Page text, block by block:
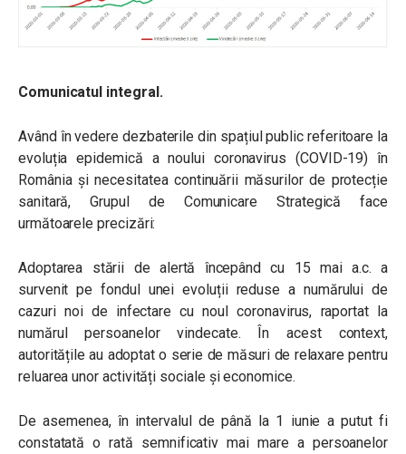
Comunicatul integral.
Având în vedere dezbaterile din spațiul public referitoare la
evoluția epidemică a noului coronavirus (COVID-19) în
România și necesitatea continuării măsurilor de protecție
sanitară, Grupul de Comunicare Strategică face
următoarele precizări:
Adoptarea stării de alertă începând cu 15 mai a.c. a
survenit pe fondul unei evoluții reduse a numărului de
cazuri noi de infectare cu noul coronavirus, raportat la
numărul persoanelor vindecate. În acest context,
autoritățile au adoptat o serie de măsuri de relaxare pentru
reluarea unor activități sociale și economice.
De asemenea, în intervalul de până la 1 iunie a putut fi
constatată o rată semnificativ mai mare a persoanelor